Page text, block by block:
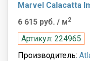
Marvel Calacatta
6 615 руб. / м2
Артикул: 224965
Производитель: